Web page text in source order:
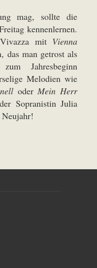
mag, sollte die
kennenlernen.
mit Vienna
das man getrost als
Jahresbeginn
Melodien wie
oderMein Herr
Sopranistin Julia